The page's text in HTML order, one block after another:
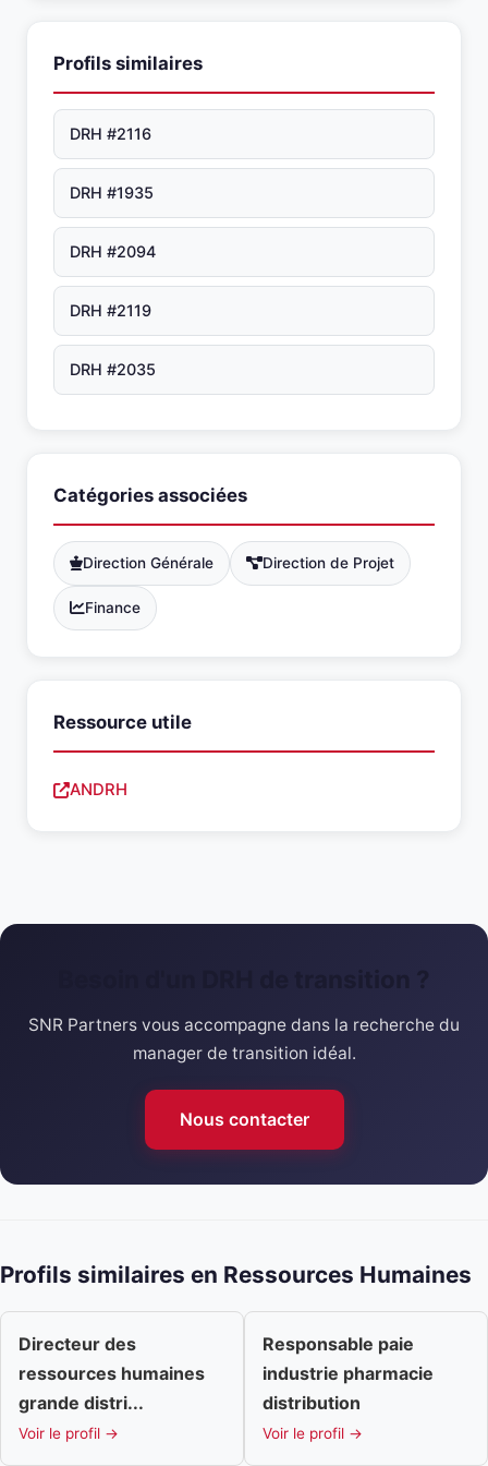
Profils similaires
DRH #2116
DRH #1935
DRH #2094
DRH #2119
DRH #2035
Catégories associées
Direction Générale Direction de Projet
Finance
Ressource utile
ANDRH
SNR Partners vous accompagne dans la recherche du
manager de transition idéal.
Nous contacter
Profils similaires en Ressources Humaines
Directeur des
ressources humaines
grande distri...
Voir le profil →
Responsable paie
industrie pharmacie
distribution
Voir le profil →